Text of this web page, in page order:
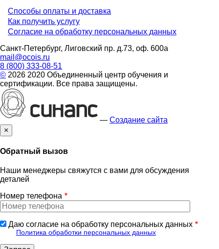
Menu
footer
Способы оплаты и доставка
Как получить услугу
Согласие на обработку персональных данных
Санкт-Петербург, Лиговский пр. д.73, оф. 600а
mail@ocois.ru
8 (800) 333-08-51
© 2026 2020 Объединенный центр обучения и
сертификации. Все права защищены.
— Создание сайта
×
Обратный вызов
Наши менеджеры свяжутся с вами для обсуждения
деталей
Номер телефона
Даю согласие на обработку персональных данных
Политика обработки персональных данных